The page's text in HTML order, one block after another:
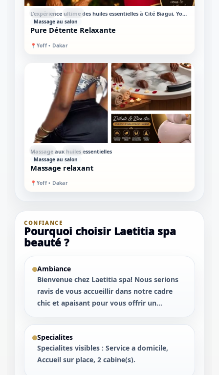
STANDARD MIXTE
Pure Détente Relaxante
L'expérience ultime des huiles essentielles à Cité Biagui, Yoff Virage
Massage au salon
📍Yoff • Dakar
STANDARD MIXTE
Massage relaxant
Massage aux huiles essentielles
Massage au salon
📍Yoff • Dakar
CONFIANCE
Pourquoi choisir Laetitia spa
beauté ?
Ambiance
Bienvenue chez Laetitia spa! Nous serions
ravis de vous accueillir dans notre cadre
chic et apaisant pour vous offrir un...
Specialites
Specialites visibles : Service a domicile,
Accueil sur place, 2 cabine(s).